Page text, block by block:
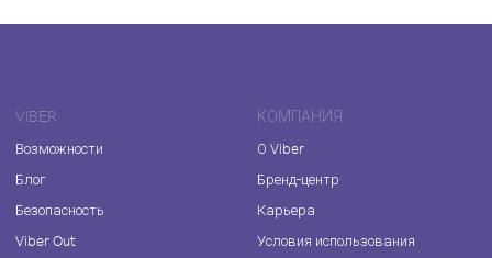
VIBER
Возможности
Блог
Безопасность
Viber Out
КОМПАНИЯ
О Viber
Бренд-центр
Карьера
Условия использования